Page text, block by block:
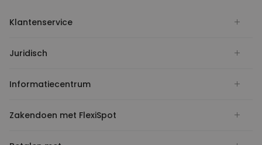
Klantenservice
Juridisch
Informatiecentrum
Zakendoen met FlexiSpot